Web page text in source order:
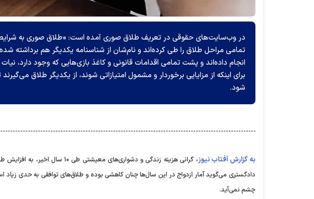
در وب‌سایت‌های حقوقی در تعریف طلاق صوری آمده است: «طلاق صوری به
تمامی مراحل طلاق را طی کرده‌اند و نام‌شان از شناسنامه یکدیگر هم برداشته
انجام داده‌اند و پشت تمامی اقدامات قانونی و کاغذ بازی‌هایی که وجود دارد،
برای اینکه از مزایایی برخوردار و مشمول امتیازاتی شوند، از یکدیگر طلاق
شود.
به گزارش آفتاب نیوز،
گرانی هزینه زندگی و دشواری‌های
دادگستری می‌گوید آمار ازدواج در این سال‌ها چنان کاهشی بوده و طلاق‌های توافقی به حدی
چشم نمی‌آید.